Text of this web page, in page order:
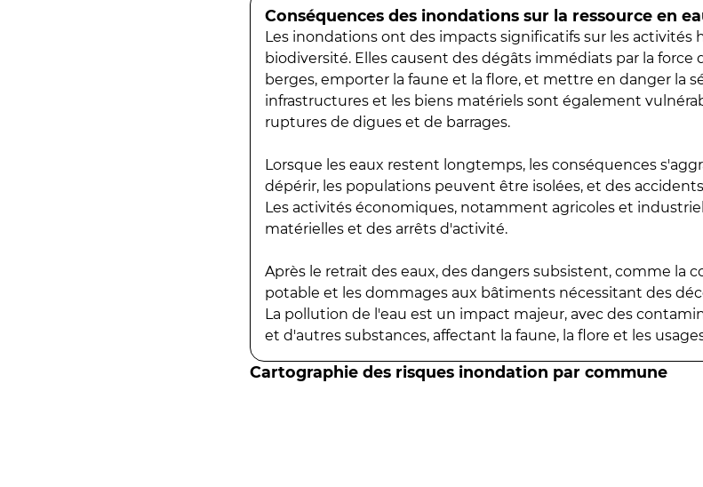
Conséquences des inondations sur la ressource en
Les inondations ont des impacts significatifs sur les activités
biodiversité. Elles causent des dégâts immédiats par la force
berges, emporter la faune et la flore, et mettre en danger la
infrastructures et les biens matériels sont également
ruptures de digues et de barrages.
Lorsque les eaux restent longtemps, les conséquences
dépérir, les populations peuvent être isolées, et des
Les activités économiques, notamment agricoles et
matérielles et des arrêts d'activité.
Après le retrait des eaux, des dangers subsistent, comme la
potable et les dommages aux bâtiments nécessitant des
La pollution de l'eau est un impact majeur, avec des
et d'autres substances, affectant la faune, la flore et les
Cartographie des risques inondation par commune